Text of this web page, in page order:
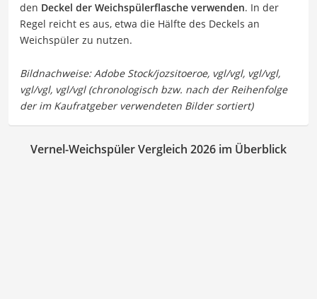
den Deckel der Weichspülerflasche verwenden. In der
Regel reicht es aus, etwa die Hälfte des Deckels an
Weichspüler zu nutzen.
Vernel-Weichspüler Vergleich 2026 im Überblick